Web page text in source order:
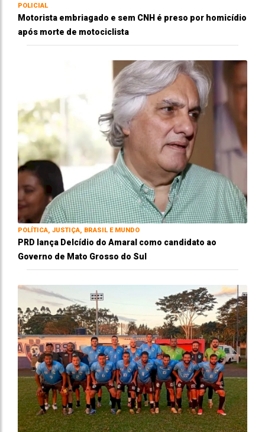
POLICIAL
Motorista embriagado e sem CNH é preso por homicídio
após morte de motociclista
POLÍTICA, JUSTIÇA, BRASIL E MUNDO
PRD lança Delcídio do Amaral como candidato ao
Governo de Mato Grosso do Sul